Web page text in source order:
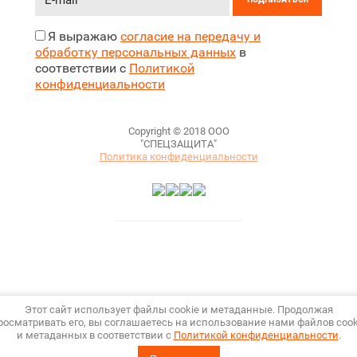
Этот сайт использует файлы cookie и метаданные. Продолжая
его, вы соглашаетесь на использование нами файлов
и метаданных в соответствии с Политикой конфиденциальности.
Я выражаю согласие на передачу и
обработку персональных данных в
соответствии с Политикой
конфиденциальности
Copyright © 2018 ООО
"СПЕЦЗАЩИТА"
Политика конфиденциальности
Megagroup.ru